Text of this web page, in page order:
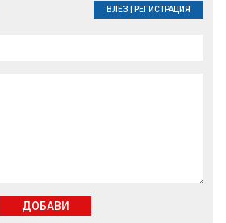
ВЛЕЗ РЕГИСТРАЦИЯ
ДОБАВИ